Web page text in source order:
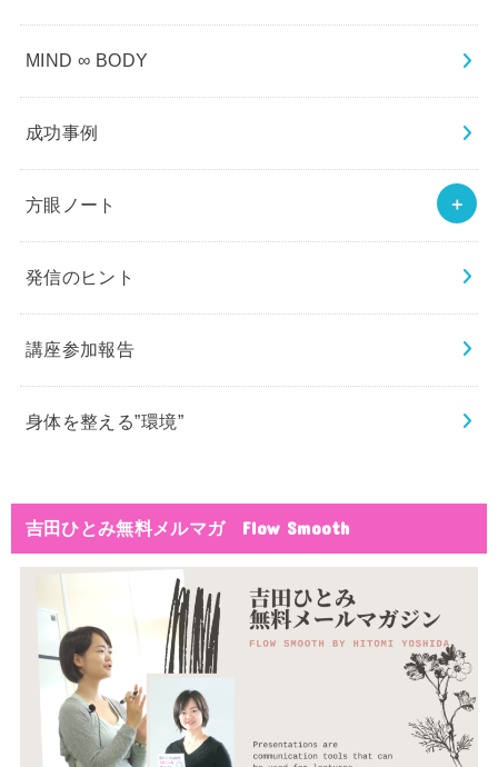
MIND ∞ BODY
成功事例
方眼ノート
発信のヒント
講座参加報告
身体を整える”環境”
吉田ひとみ無料メルマガ Flow Smooth